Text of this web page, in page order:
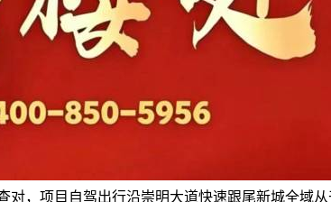
，项目自驾出行沿崇明大道快速跟尾新城全域从